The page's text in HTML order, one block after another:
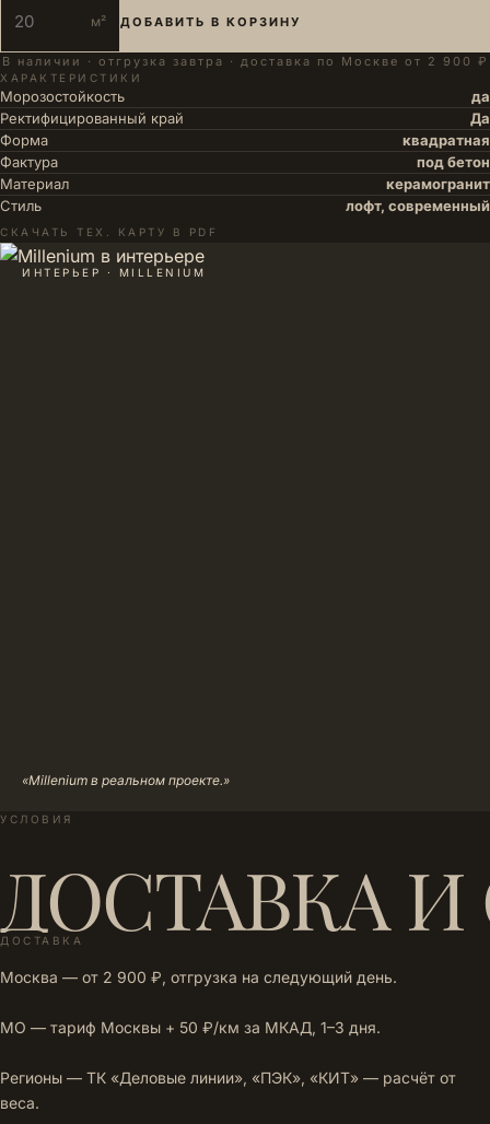
м² ДОБАВИТЬ В КОРЗИНУ
В наличии · отгрузка завтра · доставка по Москве от 2 900 ₽
ХАРАКТЕРИСТИКИ
Морозостойкость
да
Ректифицированный край
Да
Форма
квадратная
Фактура
под бетон
Материал
керамогранит
Стиль
лофт, современный
СКАЧАТЬ ТЕХ. КАРТУ В PDF
ИНТЕРЬЕР · MILLENIUM
«Millenium в реальном проекте.»
УСЛОВИЯ
ДОСТАВКА
ДОСТАВКА
Москва — от 2 900 ₽, отгрузка на следующий день.
МО — тариф Москвы + 50 ₽/км за МКАД, 1–3 дня.
Регионы — ТК «Деловые линии», «ПЭК», «КИТ» — расчёт от
веса.